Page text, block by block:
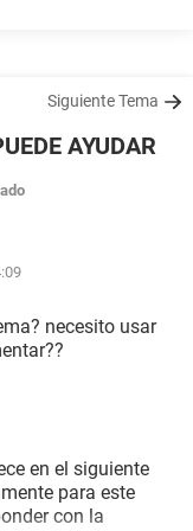
Siguiente Tema
AYUDAR
necesito usar
en el siguiente
para este
con la